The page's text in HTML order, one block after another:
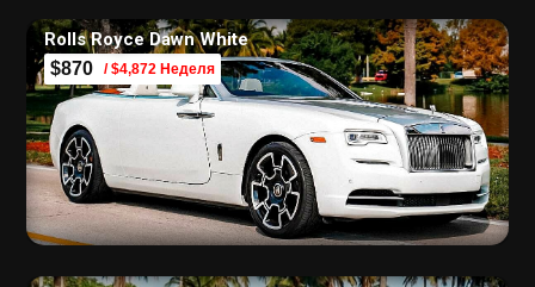
Rolls Royce Dawn White
$870 / $4,872 Неделя